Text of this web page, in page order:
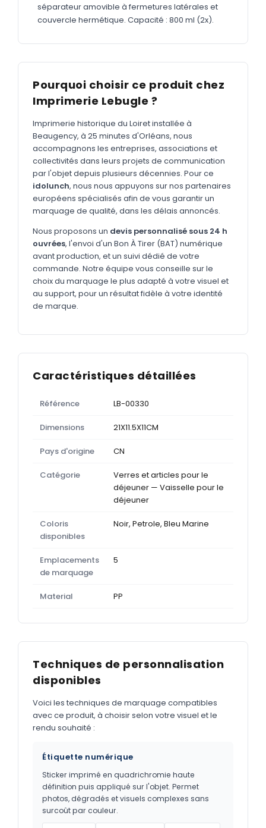
Adhésifs vitrine
Sweatshirts Nouveau
GOODIES
Catalogue complet
Bureau & écriture
Sacs & voyages
Verres & déjeuner
Technologie
Vêtements
Outils & porte-clés
Cuisine
séparateur amovible à fermetures latérales et
couvercle hermétique. Capacité : 800 ml (2x).
Pourquoi choisir ce produit chez
Imprimerie Lebugle ?
Imprimerie historique du Loiret installée à
Beaugency, à 25 minutes d'Orléans, nous
accompagnons les entreprises, associations et
collectivités dans leurs projets de communication
par l'objet depuis plusieurs décennies. Pour ce
idolunch, nous nous appuyons sur nos partenaires
européens spécialisés afin de vous garantir un
marquage de qualité, dans les délais annoncés.
Nous proposons un devis personnalisé sous 24 h
ouvrées, l'envoi d'un Bon À Tirer (BAT) numérique
avant production, et un suivi dédié de votre
commande. Notre équipe vous conseille sur le
choix du marquage le plus adapté à votre visuel et
au support, pour un résultat fidèle à votre identité
de marque.
Caractéristiques détaillées
Référence LB-00330
Dimensions 21X11.5X11CM
Pays d'origine CN
Catégorie
Verres et articles pour le
déjeuner — Vaisselle pour le
déjeuner
Coloris
disponibles
Noir, Petrole, Bleu Marine
Emplacements
de marquage
5
Material PP
Techniques de personnalisation
disponibles
Voici les techniques de marquage compatibles
avec ce produit, à choisir selon votre visuel et le
rendu souhaité :
Étiquette numérique
Sticker imprimé en quadrichromie haute
définition puis appliqué sur l'objet. Permet
photos, dégradés et visuels complexes sans
surcoût par couleur.